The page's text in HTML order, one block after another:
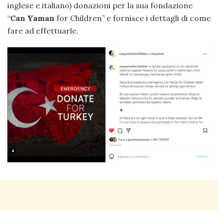
inglese e italiano) donazioni per la sua fondazione
“Can Yaman for Children” e fornisce i dettagli di come
fare ad effettuarle.